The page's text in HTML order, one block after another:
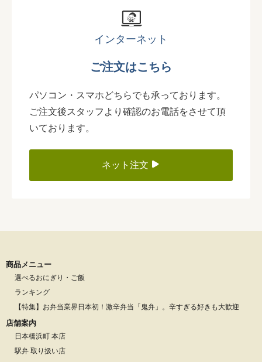
インターネット
ご注文はこちら
パソコン・スマホどちらでも承っております。
ご注文後スタッフより確認のお電話をさせて頂
いております。
ネット注文
商品メニュー
選べるおにぎり・ご飯
ランキング
【特集】お弁当業界日本初！激辛弁当「鬼弁」。辛すぎる好きも大歓迎
店舗案内
日本橋浜町 本店
駅弁 取り扱い店